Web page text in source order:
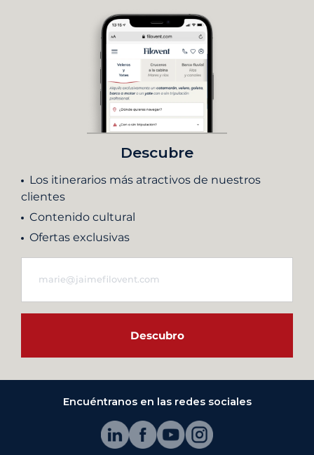
Descubre
Los itinerarios más atractivos de nuestros
clientes
Contenido cultural
Ofertas exclusivas
Descubro
Encuéntranos en las redes sociales